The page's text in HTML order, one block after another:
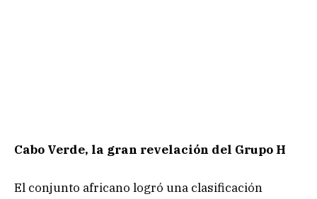
Cabo Verde, la gran revelación del Grupo H
El conjunto africano logró una clasificación